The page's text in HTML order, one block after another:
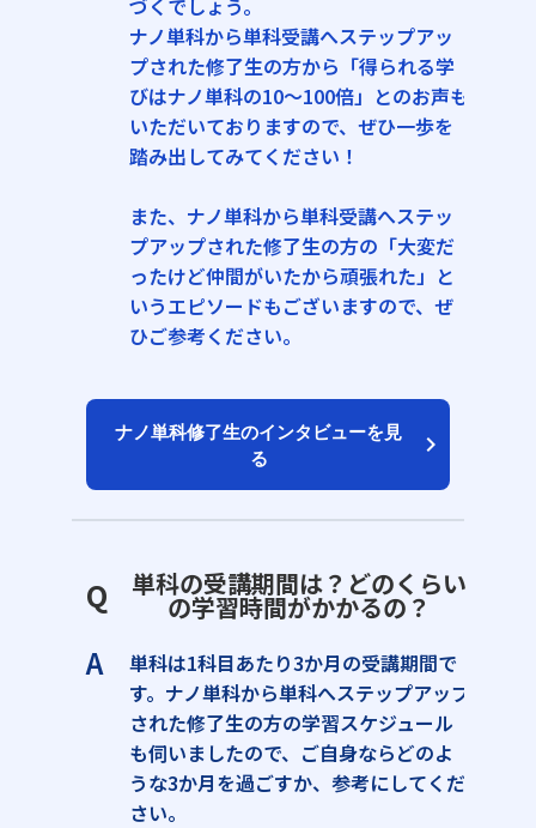
づくでしょう。
ナノ単科から単科受講へステップアッ
プされた修了生の方から「得られる学
びはナノ単科の10〜100倍」とのお声も
いただいておりますので、ぜひ一歩を
踏み出してみてください！
また、ナノ単科から単科受講へステッ
プアップされた修了生の方の「大変だ
ったけど仲間がいたから頑張れた」と
いうエピソードもございますので、ぜ
ひご参考ください。
ナノ単科修了生のインタビューを見
る
keyboard_arrow_right
Q 単科の受講期間は？どのくらい
の学習時間がかかるの？
A
単科は1科目あたり3か月の受講期間で
す。ナノ単科から単科へステップアップ
された修了生の方の学習スケジュール
も伺いましたので、ご自身ならどのよ
うな3か月を過ごすか、参考にしてくだ
さい。